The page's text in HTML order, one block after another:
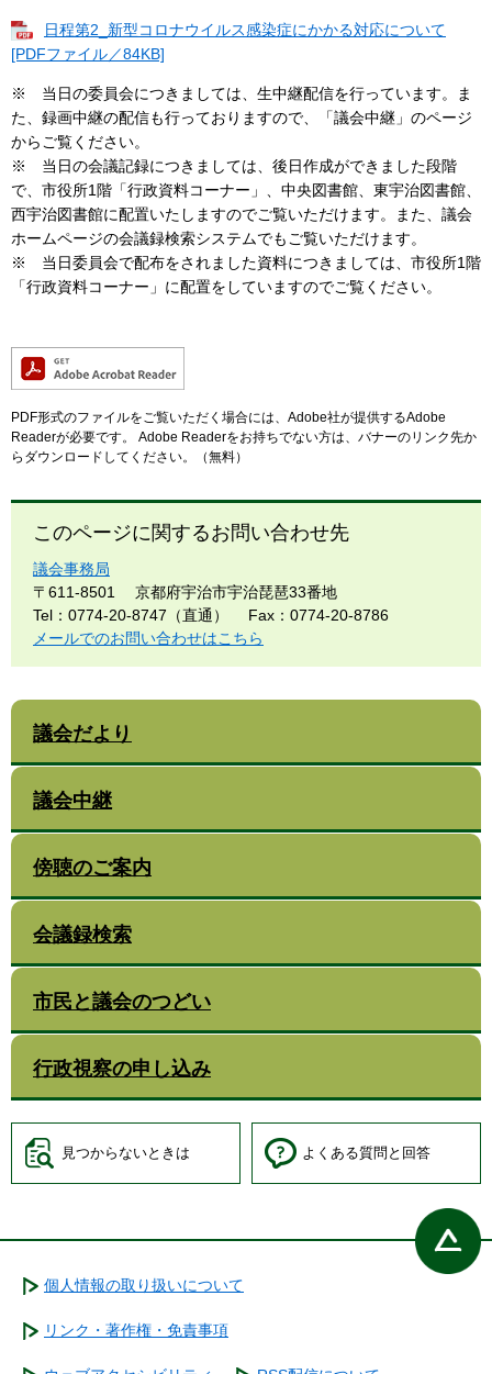
日程第2_新型コロナウイルス感染症にかかる対応について
[PDFファイル／84KB]
※ 当日の委員会につきましては、生中継配信を行っています。ま
た、録画中継の配信も行っておりますので、「議会中継」のページ
からご覧ください。
※ 当日の会議記録につきましては、後日作成ができました段階
で、市役所1階「行政資料コーナー」、中央図書館、東宇治図書館、
西宇治図書館に配置いたしますのでご覧いただけます。また、議会
ホームページの会議録検索システムでもご覧いただけます。
※ 当日委員会で配布をされました資料につきましては、市役所1階
「行政資料コーナー」に配置をしていますのでご覧ください。
PDF形式のファイルをご覧いただく場合には、Adobe社が提供するAdobe
Readerが必要です。
Adobe Readerをお持ちでない方は、バナーのリンク先か
らダウンロードしてください。（無料）
このページに関するお問い合わせ先
議会事務局
〒611-8501
京都府宇治市宇治琵琶33番地
Tel：0774-20-8747（直通）
Fax：0774-20-8786
メールでのお問い合わせはこちら
議会だより
議会中継
傍聴のご案内
会議録検索
市民と議会のつどい
行政視察の申し込み
見つからないときは よくある質問と回答
個人情報の取り扱いについて
リンク・著作権・免責事項